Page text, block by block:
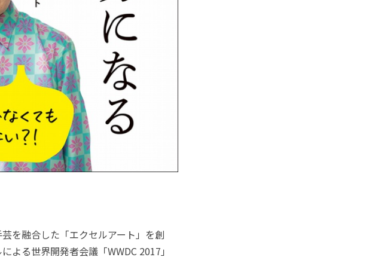
を融合した「エクセルアート」を創
よる世界開発者会議「WWDC 2017」